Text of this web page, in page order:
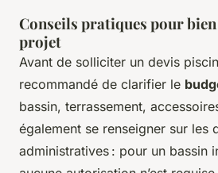
Conseils pratiques pour
projet
Avant de solliciter un devis
recommandé de clarifier le
bassin, terrassement,
également se renseigner sur les
administratives : pour un bassin